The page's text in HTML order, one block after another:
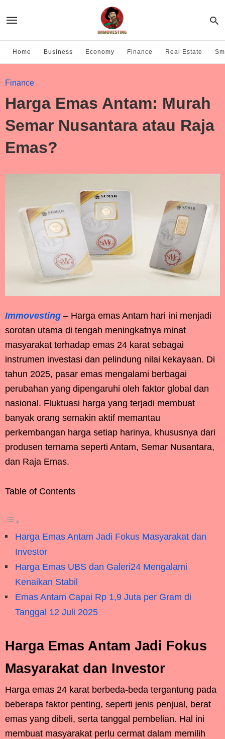
Home Business Economy Finance Real Estate
Finance
Harga Emas Antam: Murah
Semar Nusantara atau Raja
Emas?
Immovesting – Harga emas Antam hari ini menjadi
sorotan utama di tengah meningkatnya minat
masyarakat terhadap emas 24 karat sebagai
instrumen investasi dan pelindung nilai kekayaan. Di
tahun 2025, pasar emas mengalami berbagai
perubahan yang dipengaruhi oleh faktor global dan
nasional. Fluktuasi harga yang terjadi membuat
banyak orang semakin aktif memantau
perkembangan harga setiap harinya, khususnya dari
produsen ternama seperti Antam, Semar Nusantara,
dan Raja Emas.
Table of Contents
Harga Emas Antam Jadi Fokus Masyarakat dan
Investor
Harga Emas UBS dan Galeri24 Mengalami
Kenaikan Stabil
Emas Antam Capai Rp 1,9 Juta per Gram di
Tanggal 12 Juli 2025
Harga Emas Antam Jadi Fokus
Masyarakat dan Investor
Harga emas 24 karat berbeda-beda tergantung pada
beberapa faktor penting, seperti jenis penjual, berat
emas yang dibeli, serta tanggal pembelian. Hal ini
membuat masyarakat perlu cermat dalam memilih